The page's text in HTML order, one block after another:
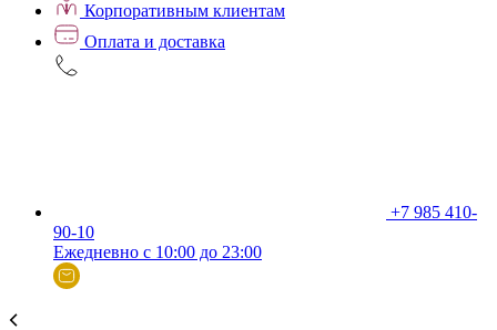
Корпоративным клиентам
Оплата и доставка
+7 985 410-
90-10
Ежедневно с 10:00 до 23:00